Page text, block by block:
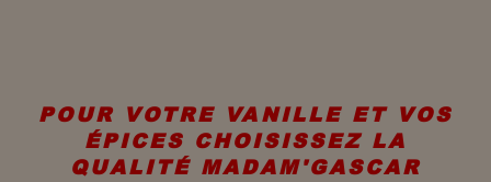
POUR VOTRE VANILLE ET VOS
ÉPICES CHOISISSEZ LA
QUALITÉ MADAM'GASCAR